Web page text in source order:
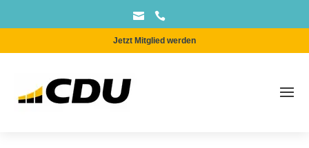
 
Jetzt Mitglied werden